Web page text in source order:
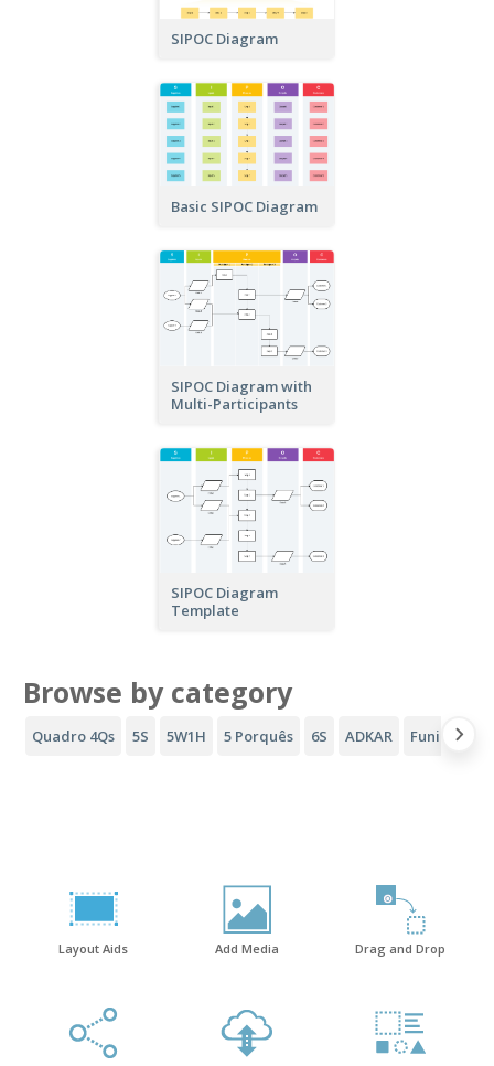
SIPOC Diagram
Basic SIPOC Diagram
SIPOC Diagram with
Multi-Participants
SIPOC Diagram
Template
Browse by category
Quadro 4Qs 5S 5W1H 5 Porquês 6S ADKAR Funil AIDA
Layout Aids Add Media Drag and Drop